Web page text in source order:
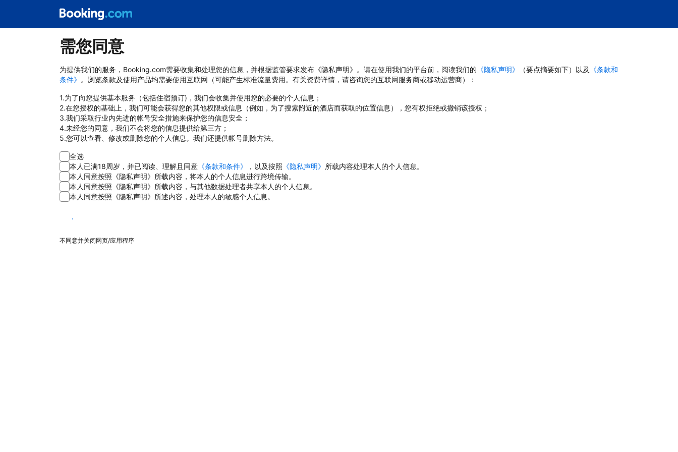
需您同意
为提供我们的服务，Booking.com需要收集和处理您的信息，并根据监管要求发布《隐私声明》。请在使用我们的平台前，阅读我们的 《隐私声明》 （要点摘要如下）以及 《条款和
条件》 。浏览条款及使用产品均需要使用互联网（可能产生标准流量费用。有关资费详情，请咨询您的互联网服务商或移动运营商）：
1.为了向您提供基本服务（包括住宿预订)，我们会收集并使用您的必要的个人信息；
2.在您授权的基础上，我们可能会获得您的其他权限或信息（例如，为了搜索附近的酒店而获取的位置信息），您有权拒绝或撤销该授权；
3.我们采取行业内先进的帐号安全措施来保护您的信息安全；
4.未经您的同意，我们不会将您的信息提供给第三方；
5.您可以查看、修改或删除您的个人信息。我们还提供帐号删除方法。
全选
本人已满18周岁，并已阅读、理解且同意 《条款和条件》 ，以及按照 《隐私声明》 所载内容处理本人的个人信息。
本人同意按照《隐私声明》所载内容，将本人的个人信息进行跨境传输。
本人同意按照《隐私声明》所载内容，与其他数据处理者共享本人的个人信息。
本人同意按照《隐私声明》所述内容，处理本人的敏感个人信息。
同意
不同意并关闭网页/应用程序